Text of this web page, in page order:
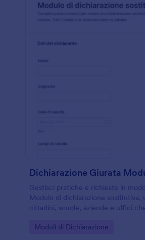
Dichiarazione Giurata
Gestisci pratiche e richieste in
Modulo di dichiarazione sostitutiva,
cittadini, scuole, aziende e uffici
modulo.
Go to Category:
Moduli di Dichiarazione